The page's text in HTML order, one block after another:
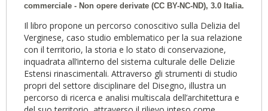
commerciale - Non opere derivate (CC BY-NC-ND), 3.0 Italia.
Il libro propone un percorso conoscitivo sulla Delizia del
Verginese, caso studio emblematico per la sua relazione
con il territorio, la storia e lo stato di conservazione,
inquadrata all’interno del sistema culturale delle Delizie
Estensi rinascimentali. Attraverso gli strumenti di studio
propri del settore disciplinare del Disegno, illustra un
percorso di ricerca e analisi multiscala dell’architettura e